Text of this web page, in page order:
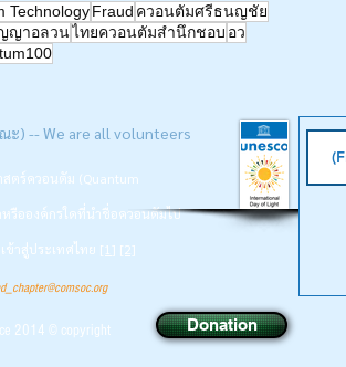
TechnologyFraud ควอนตัมศรีธนญชัย
ญาอลวนไทยควอนตัมสำนึกชอบ อว
ะ) -- We are all volunteers
ตร์ควอนตัม (Quantum
รือองค์กรใดที่นำชื่อควอนตัมไป
ข้าสู่ประเทศไทย [1 ] [2]
2014 © copyright Donation